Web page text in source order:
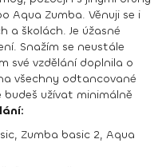
Aqua Zumba. Věnuji se i
a školách. Je úžasné
Snažím se neustále
své vzdělání doplnila o
všechny odtancované
užívat minimálně
Zumba basic 2, Aqua